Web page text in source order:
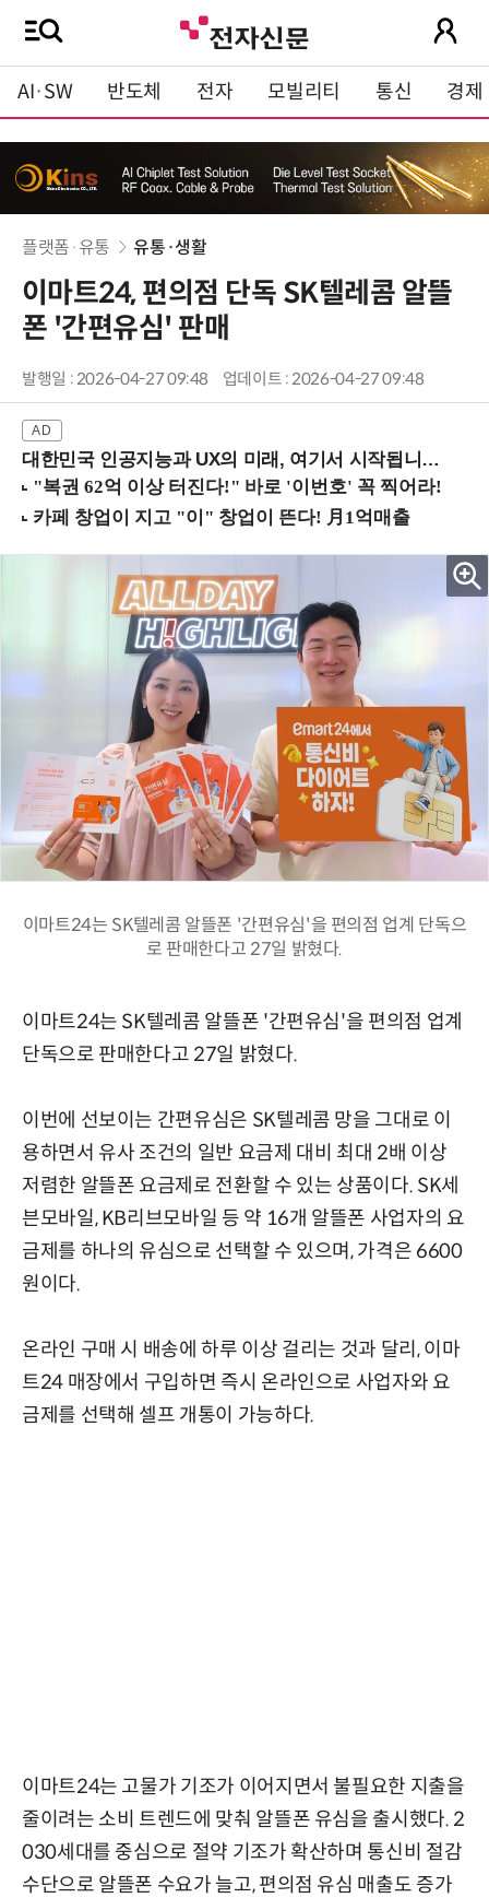
AI·SW 반도체 전자 모빌리티 통신 경제
플랫폼·유통 유통·생활
이마트24, 편의점 단독 SK텔레콤 알뜰
폰 '간편유심' 판매
발행일 : 2026-04-27 09:48 업데이트 : 2026-04-27 09:48
대한민국 인공지능과 UX의 미래, 여기서 시작됩니다! (9/2 강남역)
이마트24는 SK텔레콤 알뜰폰 '간편유심'을 편의점 업계 단독으
로 판매한다고 27일 밝혔다.
이마트24는 SK텔레콤 알뜰폰 '간편유심'을 편의점 업계
단독으로 판매한다고 27일 밝혔다.
이번에 선보이는 간편유심은 SK텔레콤 망을 그대로 이
용하면서 유사 조건의 일반 요금제 대비 최대 2배 이상
저렴한 알뜰폰 요금제로 전환할 수 있는 상품이다. SK세
븐모바일, KB리브모바일 등 약 16개 알뜰폰 사업자의 요
금제를 하나의 유심으로 선택할 수 있으며, 가격은 6600
원이다.
온라인 구매 시 배송에 하루 이상 걸리는 것과 달리, 이마
트24 매장에서 구입하면 즉시 온라인으로 사업자와 요
금제를 선택해 셀프 개통이 가능하다.
이마트24는 고물가 기조가 이어지면서 불필요한 지출을
줄이려는 소비 트렌드에 맞춰 알뜰폰 유심을 출시했다. 2
030세대를 중심으로 절약 기조가 확산하며 통신비 절감
수단으로 알뜰폰 수요가 늘고, 편의점 유심 매출도 증가